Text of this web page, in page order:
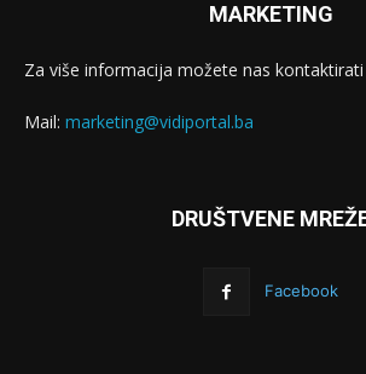
MARKETING
Za više informacija možete nas kontaktirati
Mail: marketing@vidiportal.ba
DRUŠTVENE
Facebook